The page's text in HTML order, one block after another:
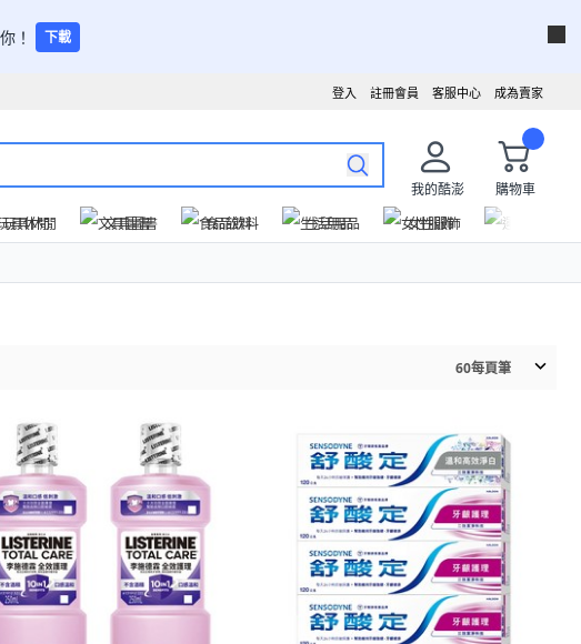
！ 下載
成為賣家
客服中心
註冊會員
登入
我的酷澎
購物車
玩具休閒 文具圖書 食品飲料 生活用品 女性服飾
60每頁筆